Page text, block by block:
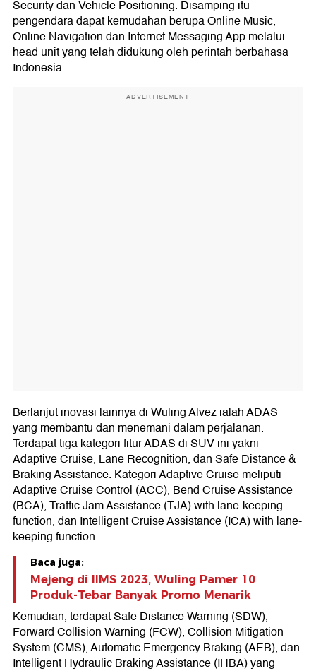
Security dan Vehicle Positioning. Disamping itu
pengendara dapat kemudahan berupa Online Music,
Online Navigation dan Internet Messaging App melalui
head unit yang telah didukung oleh perintah berbahasa
Indonesia.
ADVERTISEMENT
Berlanjut inovasi lainnya di Wuling Alvez ialah ADAS
yang membantu dan menemani dalam perjalanan.
Terdapat tiga kategori fitur ADAS di SUV ini yakni
Adaptive Cruise, Lane Recognition, dan Safe Distance &
Braking Assistance. Kategori Adaptive Cruise meliputi
Adaptive Cruise Control (ACC), Bend Cruise Assistance
(BCA), Traffic Jam Assistance (TJA) with lane-keeping
function, dan Intelligent Cruise Assistance (ICA) with lane-
keeping function.
Baca juga:
Mejeng di IIMS 2023, Wuling Pamer 10
Produk-Tebar Banyak Promo Menarik
Kemudian, terdapat Safe Distance Warning (SDW),
Forward Collision Warning (FCW), Collision Mitigation
System (CMS), Automatic Emergency Braking (AEB), dan
Intelligent Hydraulic Braking Assistance (IHBA) yang